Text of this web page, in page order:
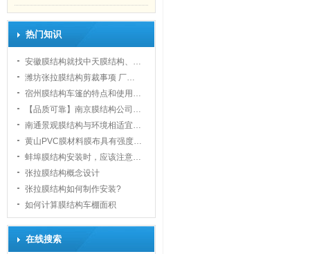
热门知识
安徽膜结构就找中天膜结构、…
潍坊张拉膜结构剪裁事项 厂…
宿州膜结构车篷的特点和使用…
【品质可靠】南京膜结构公司…
南通景观膜结构与环境相适宜…
黄山PVC膜材料膜布具有强度…
蚌埠膜结构安装时，应该注意…
张拉膜结构概念设计
张拉膜结构如何制作安装?
如何计算膜结构车棚面积
在线搜索